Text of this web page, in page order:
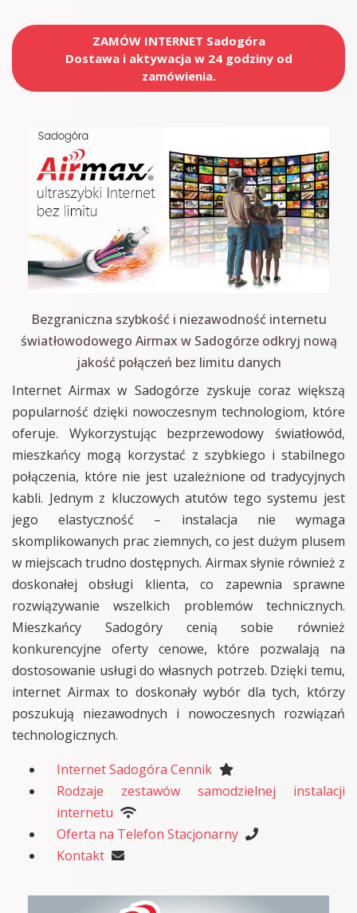
ZAMÓW INTERNET Sadogóra
Dostawa i aktywacja w 24 godziny od
zamówienia.
Bezgraniczna szybkość i niezawodność internetu
światłowodowego Airmax w Sadogórze odkryj nową
jakość połączeń bez limitu danych
Internet Airmax w Sadogórze zyskuje coraz większą
popularność dzięki nowoczesnym technologiom, które
oferuje. Wykorzystując bezprzewodowy światłowód,
mieszkańcy mogą korzystać z szybkiego i stabilnego
połączenia, które nie jest uzależnione od tradycyjnych
kabli. Jednym z kluczowych atutów tego systemu jest
jego elastyczność – instalacja nie wymaga
skomplikowanych prac ziemnych, co jest dużym plusem
w miejscach trudno dostępnych. Airmax słynie również z
doskonałej obsługi klienta, co zapewnia sprawne
rozwiązywanie wszelkich problemów technicznych.
Mieszkańcy Sadogóry cenią sobie również
konkurencyjne oferty cenowe, które pozwalają na
dostosowanie usługi do własnych potrzeb. Dzięki temu,
internet Airmax to doskonały wybór dla tych, którzy
poszukują niezawodnych i nowoczesnych rozwiązań
technologicznych.
Internet Sadogóra Cennik
Rodzaje zestawów samodzielnej instalacji
internetu
Oferta na Telefon Stacjonarny
Kontakt